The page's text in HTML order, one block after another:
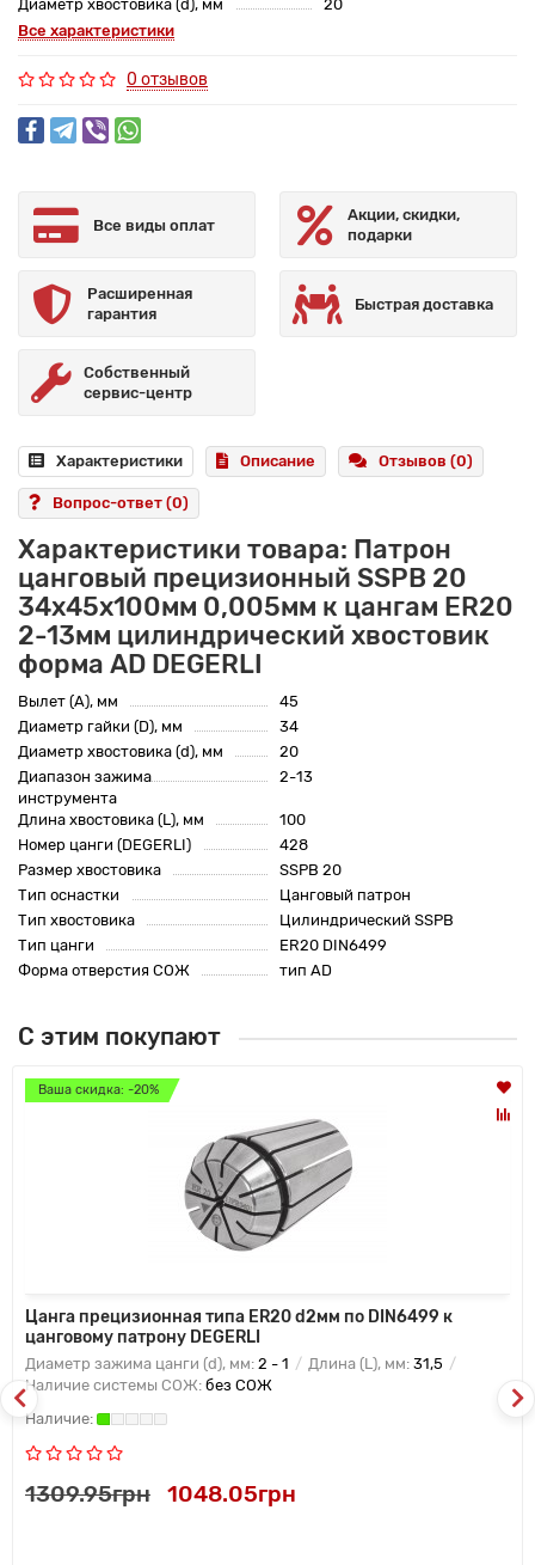
Диаметр хвостовика (d), мм
20
Все характеристики
0 отзывов
Все виды оплат
Акции, скидки,
подарки
Расширенная
гарантия
Быстрая доставка
Собственный
сервис-центр
Характеристики Описание Отзывов (0)
Вопрос-ответ (0)
Характеристики товара: Патрон
цанговый прецизионный SSPB 20
34x45x100мм 0,005мм к цангам ER20
2-13мм цилиндрический хвостовик
форма AD DEGERLI
Вылет (A), мм
45
Диаметр гайки (D), мм
34
Диаметр хвостовика (d), мм
20
Диапазон зажима
инструмента
2-13
Длина хвостовика (L), мм
100
Номер цанги (DEGERLI)
428
Размер хвостовика
SSPB 20
Тип оснастки
Цанговый патрон
Тип хвостовика
Цилиндрический SSPB
Тип цанги
ER20 DIN6499
Форма отверстия СОЖ
тип AD
С этим покупают
Ваша скидка: -20%
Цанга прецизионная типа ER20 d2мм по DIN6499 к
цанговому патрону DEGERLI
Диаметр зажима цанги (d), мм: 2 - 1 Длина (L), мм: 31,5
Наличие системы СОЖ: без СОЖ
1309.95грн 1048.05грн